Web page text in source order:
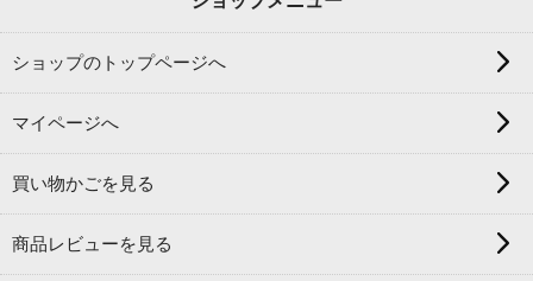
ショップのトップページへ
マイページへ
買い物かごを見る
商品レビューを見る